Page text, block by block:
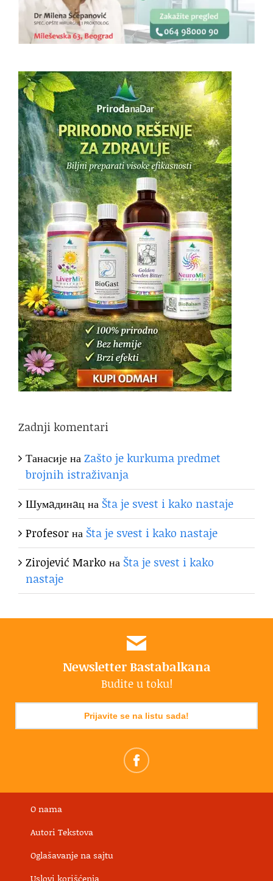
Zadnji komentari
ТанасијенаZašto je kurkuma predmet
brojnih istraživanja
Шумaдинaцна Šta je svest i kako nastaje
Profesorна Šta je svest i kako nastaje
Zirojević Marko на Šta je svest i kako
nastaje
Newsletter Bastabalkana
Budite u toku!
Prijavite se na listu sada!
O nama
Autori Tekstova
Oglašavanje na sajtu